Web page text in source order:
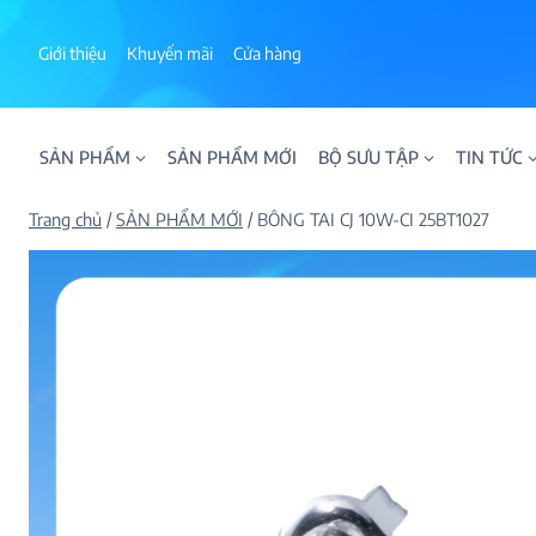
Giới thiệu Khuyến mãi Cửa hàng
SẢN PHẨM SẢN PHẨM MỚI BỘ SƯU TẬP
BST NHẪN NAM
BST SWEETIES
FAMILY
TIN TỨC
Trang chủ /SẢN PHẨM MỚI / BÔNG TAI CJ 10W-CI 25BT1027